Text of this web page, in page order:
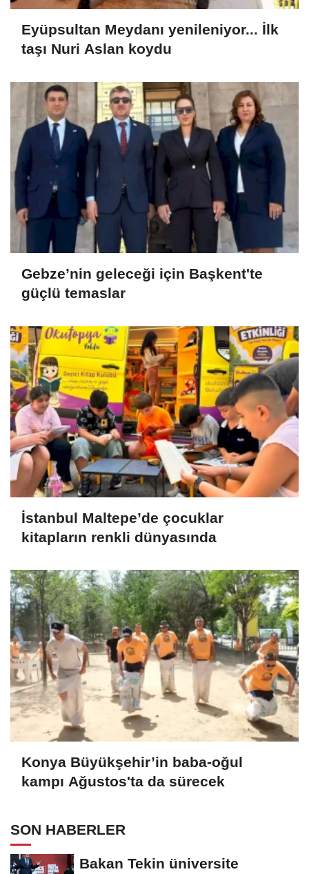
Eyüpsultan Meydanı yenileniyor... İlk
taşı Nuri Aslan koydu
Gebze’nin geleceği için Başkent'te
güçlü temaslar
İstanbul Maltepe’de çocuklar
kitapların renkli dünyasında
Konya Büyükşehir’in baba-oğul
kampı Ağustos'ta da sürecek
SON HABERLER
Bakan Tekin üniversite